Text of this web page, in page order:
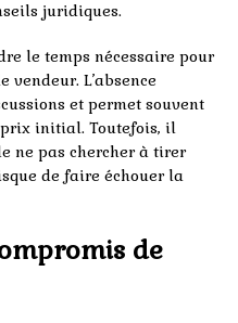
juridiques.
le temps nécessaire pour
L’absence
et permet souvent
initial. Toutefois, il
ne pas chercher à tirer
de faire échouer la
de